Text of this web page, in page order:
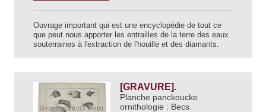
Ouvrage important qui est une encyclopédie de tout ce
que peut nous apporter les entrailles de la terre des eaux
souterraines à l'extraction de l'houille et des diamants.
[GRAVURE].
Planche panckoucke
ornithologie : Becs.